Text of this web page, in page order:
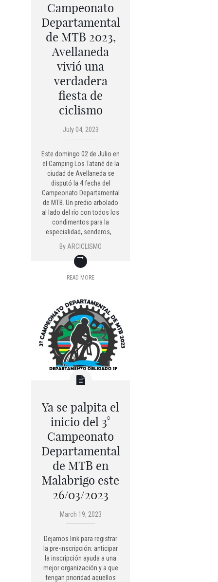
Campeonato
Departamental
de MTB 2023,
Avellaneda
vivió una
verdadera
fiesta de
ciclismo
July 04, 2023
Este domingo 02 de Julio en
el Camping Los Tatané de la
ciudad de Avellaneda se
disputó la 4 fecha del
Campeonato Departamental
de MTB. Un predio arbolado
al lado del río con todos los
condimentos para la
especialidad, senderos,…
By ARCICLISMO
READ MORE
Ya se palpita el
inicio del 3°
Campeonato
Departamental
de MTB en
Malabrigo este
26/03/2023
March 19, 2023
Dejamos link para registrar
la pre-inscripción: anticipar
la inscripción ayuda a una
mejor organización y a que
tengan prioridad aquellos